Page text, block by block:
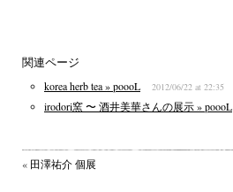
関連ページ
korea herb tea » poooL 2012/06/22 at 22:35
irodori窯 〜 酒井美華さんの展示 » poooL
« 田澤祐介 個展